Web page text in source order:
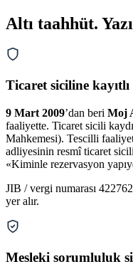
Altı taahhüt.
Ticaret siciline
9 Mart 2009’dan beri Moj
faaliyette. Ticaret sicili kaydı
Mahkemesi). Tescilli
adliyesinin resmî ticaret
«Kiminle rezervasyon
JIB / vergi numarası
yer alır.
Mesleki sorumluluk